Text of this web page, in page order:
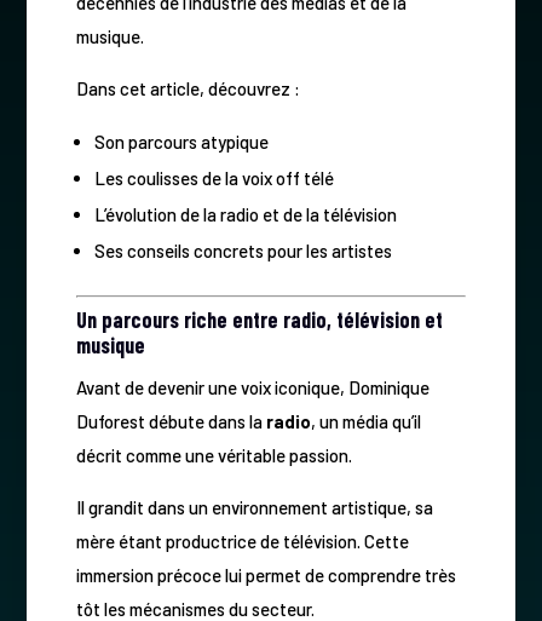
musique.
Dans cet article, découvrez :
Son parcours atypique
Les coulisses de la voix off télé
L’évolution de la radio et de la télévision
Ses conseils concrets pour les artistes
Un parcours riche entre radio, télévision et
musique
Avant de devenir une voix iconique, Dominique
Duforest débute dans la radio, un média qu’il
décrit comme une véritable passion.
Il grandit dans un environnement artistique, sa
mère étant productrice de télévision. Cette
immersion précoce lui permet de comprendre très
tôt les mécanismes du secteur.